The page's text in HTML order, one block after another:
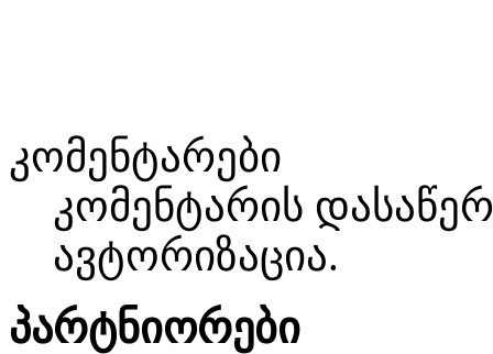
კომენტარები
კომენტარის
ავტორიზაცია.
პარტნიორები